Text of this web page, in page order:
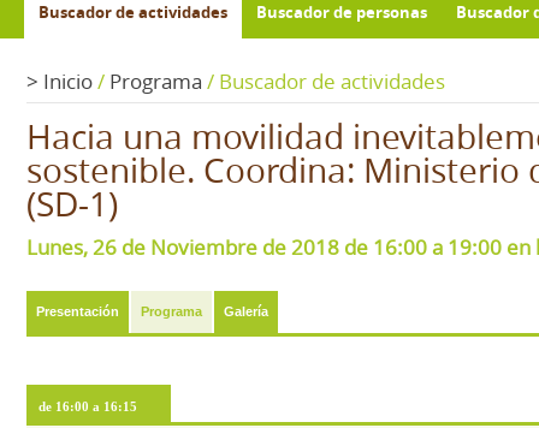
Buscador de actividades Buscador de personas Buscador
> Inicio/ Programa / Buscador de actividades
Hacia una movilidad
sostenible. Coordina: Ministerio
(SD-1)
Lunes, 26 de Noviembre de 2018 de 16:00 a 19:00 en
Presentación Programa Galería
de 16:00 a 16:15